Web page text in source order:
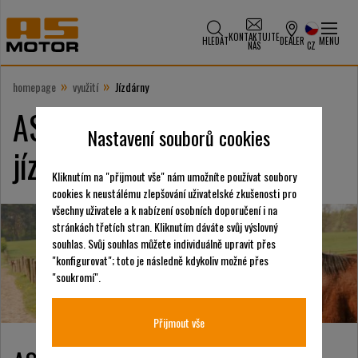
HLEDATKONTAKTUJTE
NÁS DEALER CZ MENU
homepage » využití » Jízdárny
AS-Motor má řešení pro
jízdárny.
Nastavení souborů cookies
Kliknutím na "přijmout vše" nám umožníte používat soubory
cookies k neustálému zlepšování uživatelské zkušenosti pro
všechny uživatele a k nabízení osobních doporučení i na
stránkách třetích stran. Kliknutím dáváte svůj výslovný
souhlas. Svůj souhlas můžete individuálně upravit přes
"konfigurovat"; toto je následně kdykoliv možné přes
"soukromí".
Přijmout vše